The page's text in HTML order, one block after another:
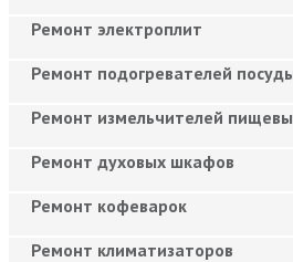
Ремонт электроплит
Ремонт подогревателей
Ремонт измельчителей
Ремонт духовых шкафов
Ремонт кофеварок
Ремонт климатизаторов